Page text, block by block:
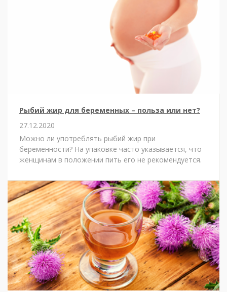
Рыбий жир для беременных – польза или нет?
27.12.2020
Можно ли употреблять рыбий жир при
беременности? На упаковке часто указывается, что
женщинам в положении пить его не рекомендуется.